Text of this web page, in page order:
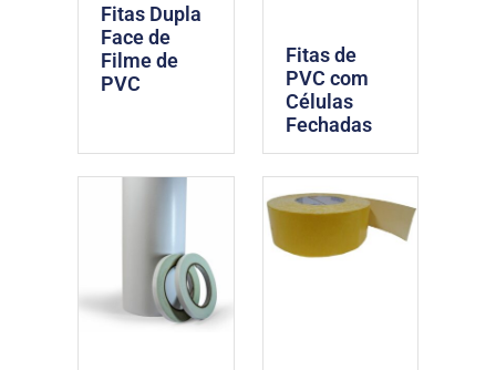
Fitas Dupla
Face de
Filme de
PVC
Fitas de
PVC com
Células
Fechadas